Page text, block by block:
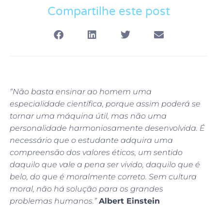
Compartilhe este post
“Não basta ensinar ao homem uma
especialidade científica, porque assim poderá se
tornar uma máquina útil, mas não uma
personalidade harmoniosamente desenvolvida. É
necessário que o estudante adquira uma
compreensão dos valores éticos, um sentido
daquilo que vale a pena ser vivido, daquilo que é
belo, do que é moralmente correto. Sem cultura
moral, não há solução para os grandes
problemas humanos.” Albert Einstein